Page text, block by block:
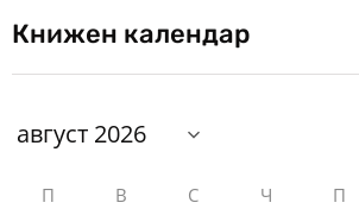
Книжен календар
П В С Ч П